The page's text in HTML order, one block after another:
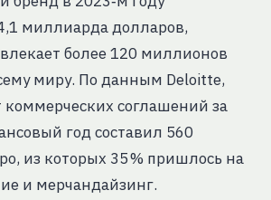
миллиарда долларов,
более 120 миллионов
миру. По данным Deloitte,
коммерческих соглашений за
год составил 560
из которых 35 % пришлось на
и мерчандайзинг.